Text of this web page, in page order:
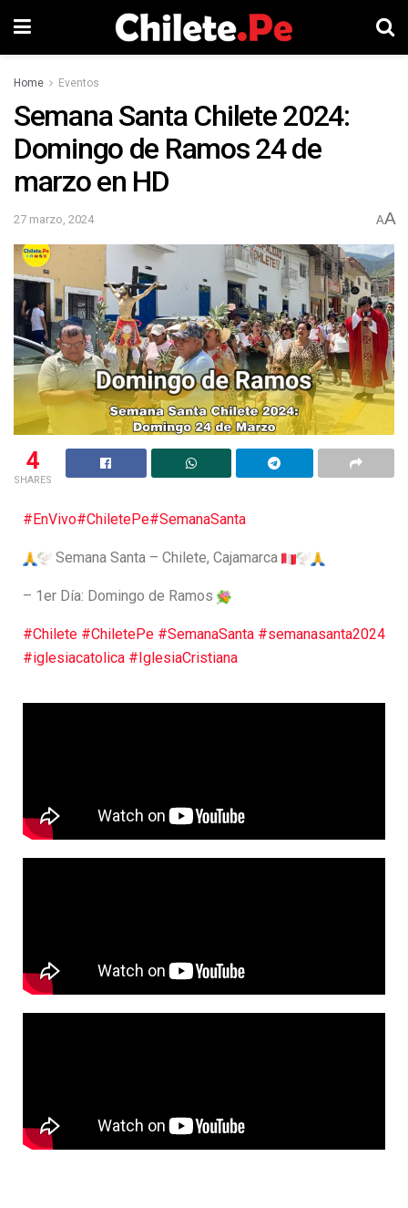
Home Eventos
Semana Santa Chilete 2024:
Domingo de Ramos 24 de
marzo en HD
27 marzo, 2024 AA
4
SHARES
#EnVivo#ChiletePe#SemanaSanta
Semana Santa – Chilete, Cajamarca
– 1er Día: Domingo de Ramos
#Chilete #ChiletePe #SemanaSanta #semanasanta2024
#iglesiacatolica #IglesiaCristiana